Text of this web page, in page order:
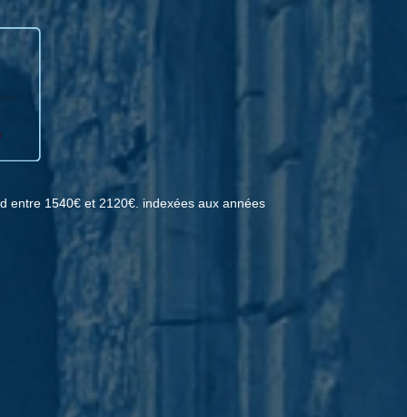
entre 1540€ et 2120€. indexées aux années